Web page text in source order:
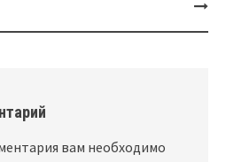
вам необходимо